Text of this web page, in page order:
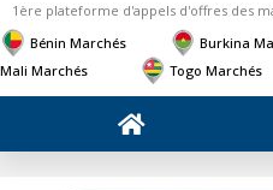
1ère plateforme d'appels d'offres des
Bénin Marchés
Burkina
Mali Marchés
Togo Marchés